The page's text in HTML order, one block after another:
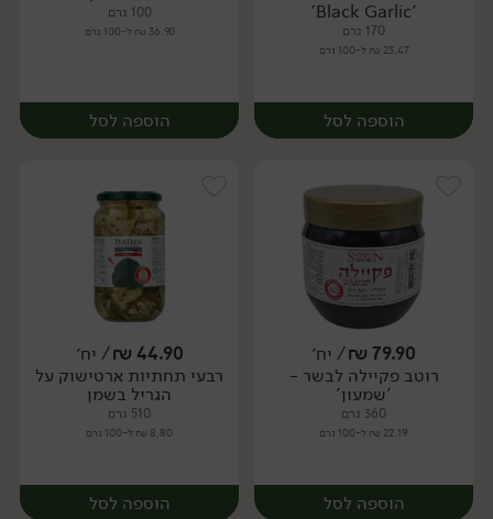
'Black Garlic'
170 גרם
23.47 ₪ ל-100 גרם
הוספה לסל
יח׳
100 גרם
36.90 ₪ ל-100 גרם
הוספה לסל
יח׳
79.90
₪/ יח׳
רוטב פקיילה לבשר -
'שמעון'
360 גרם
22.19 ₪ ל-100 גרם
הוספה לסל
44.90
₪/ יח׳
רבעי תחתיות ארטישוק על
הגריל בשמן
510 גרם
8.80 ₪ ל-100 גרם
הוספה לסל